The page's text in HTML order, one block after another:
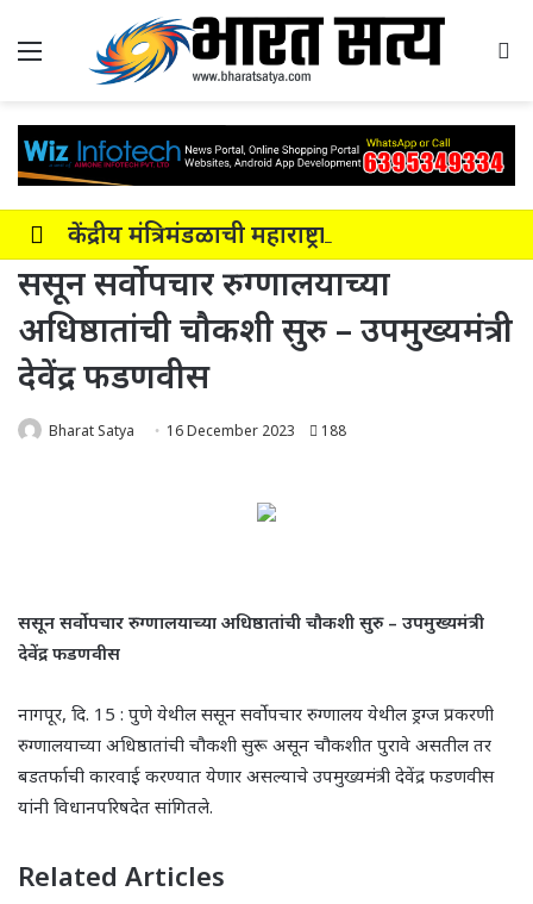
Menu
ससून सर्वोपचार रुग्णालयाच्या
अधिष्ठातांची चौकशी सुरु – उपमुख्यमंत्री
देवेंद्र फडणवीस
Bharat Satya 16 December 2023 188
ससून सर्वोपचार रुग्णालयाच्या अधिष्ठातांची चौकशी सुरु – उपमुख्यमंत्री
देवेंद्र फडणवीस
नागपूर, दि. 15 : पुणे येथील ससून सर्वोपचार रुग्णालय येथील ड्रग्ज प्रकरणी
रुग्णालयाच्या अधिष्ठातांची चौकशी सुरू असून चौकशीत पुरावे असतील तर
बडतर्फाची कारवाई करण्यात येणार असल्याचे उपमुख्यमंत्री देवेंद्र फडणवीस
यांनी विधानपरिषदेत सांगितले.
Related Articles